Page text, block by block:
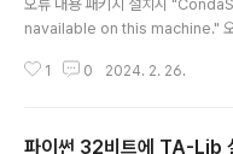
오류 내용 패키지 설치시
navailable on this machine."
d CondaSSLError: OpenSSL
rt=443): Max retries
1 0 2024. 2. 26.
파이썬 32비트에 TA-Lib